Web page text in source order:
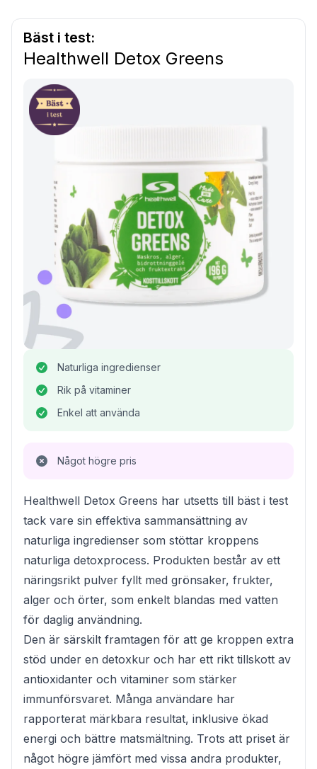
Bäst i test:
Healthwell Detox Greens
Naturliga ingredienser
Rik på vitaminer
Enkel att använda
Något högre pris
Healthwell Detox Greens har utsetts till bäst i test
tack vare sin effektiva sammansättning av
naturliga ingredienser som stöttar kroppens
naturliga detoxprocess. Produkten består av ett
näringsrikt pulver fyllt med grönsaker, frukter,
alger och örter, som enkelt blandas med vatten
för daglig användning.
Den är särskilt framtagen för att ge kroppen extra
stöd under en detoxkur och har ett rikt tillskott av
antioxidanter och vitaminer som stärker
immunförsvaret. Många användare har
rapporterat märkbara resultat, inklusive ökad
energi och bättre matsmältning. Trots att priset är
något högre jämfört med vissa andra produkter,